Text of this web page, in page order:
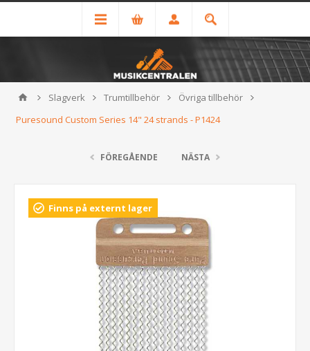
Slagverk Trumtillbehör
Övriga tillbehör
Puresound Custom Series 14" 24 strands - P1424
FÖREGÅENDE NÄSTA
Finns på externt lager